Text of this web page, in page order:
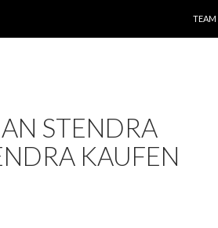
TEAM
STENDRA
KAUFEN